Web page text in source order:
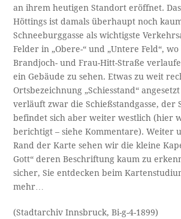
an ihrem heutigen Standort eröffnet.
Höttings ist damals überhaupt noch
Schneeburggasse als wichtigste
Felder in „Obere-“ und „Untere Feld“, wo
Brandjoch- und Frau-Hitt-Straße
ein Gebäude zu sehen. Etwas zu weit
Ortsbezeichnung „Schiesstand“
verläuft zwar die Schießstandgasse, der
befindet sich aber weiter westlich (hier
berichtigt – siehe Kommentare). Weiter
Rand der Karte sehen wir die kleine
Gott“ deren Beschriftung kaum zu
sicher, Sie entdecken beim
mehr…
(Stadtarchiv Innsbruck, Bi-g-4-1899)